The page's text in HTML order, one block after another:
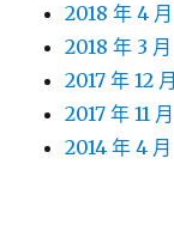
2018 年 4 月
2018 年 3 月
2017 年 12 月
2017 年 11 月
2014 年 4 月